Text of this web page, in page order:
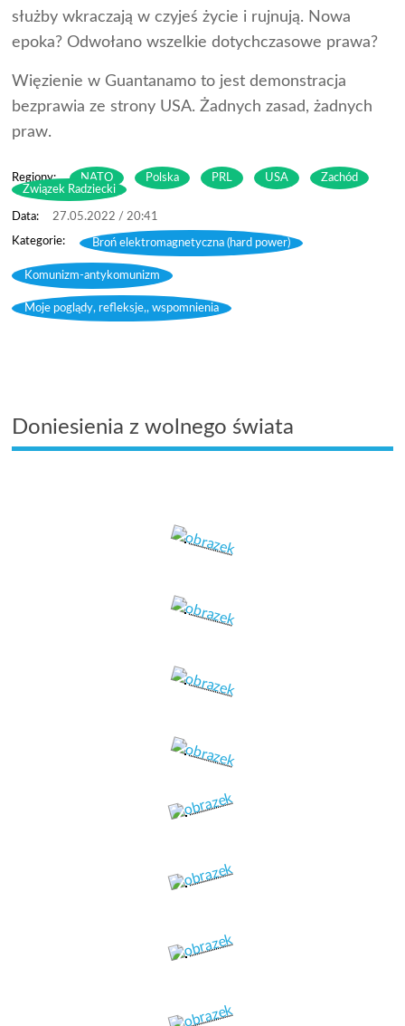
służby wkraczają w czyjeś życie i rujnują. Nowa
epoka? Odwołano wszelkie dotychczasowe prawa?
Więzienie w Guantanamo to jest demonstracja
bezprawia ze strony USA. Żadnych zasad, żadnych
praw.
Regiony: NATO Polska PRL USA
Zachód
Związek Radziecki
27.05.2022 / 20:41
Broń elektromagnetyczna (hard power)
Komunizm-antykomunizm
Moje poglądy, refleksje,, wspomnienia
Doniesienia z wolnego świata